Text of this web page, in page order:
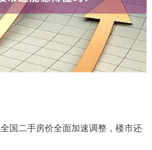
国二手房价全面加速调整，楼市还